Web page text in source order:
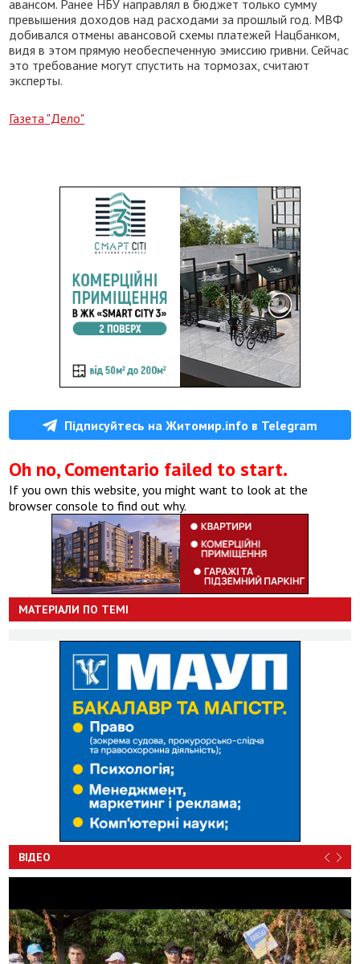
авансом. Ранее НБУ направлял в бюджет только сумму
превышения доходов над расходами за прошлый год. МВФ
добивался отмены авансовой схемы платежей Нацбанком,
видя в этом прямую необеспеченную эмиссию гривни. Сейчас
это требование могут спустить на тормозах, считают
эксперты.
Газета "Дело"
Підписуйтесь на Житомир.info в Telegram
Oh no, Comentario failed to start.
If you own this website, you might want to look at the
browser console to find out why.
МАТЕРІАЛИ ПО ТЕМІ
ВІДЕО